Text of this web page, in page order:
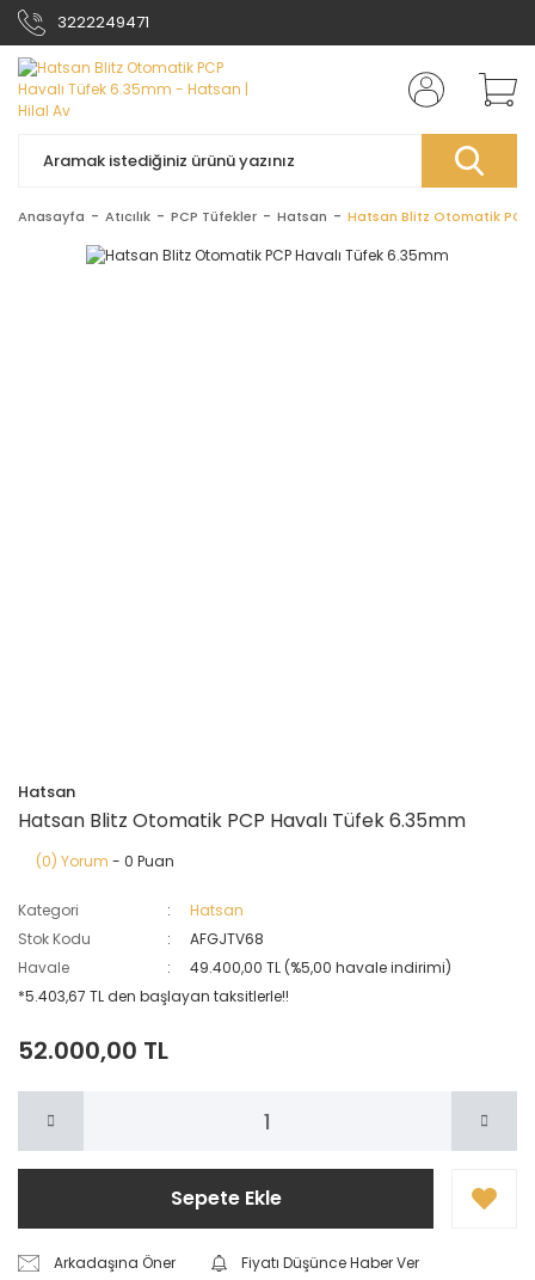
3222249471
Anasayfa Atıcılık PCP Tüfekler Hatsan Hatsan Blitz Otomatik PCP
Hatsan
Hatsan Blitz Otomatik PCP Havalı Tüfek 6.35mm
(0) Yorum - 0 Puan
Kategori
Hatsan
Stok Kodu
AFGJTV68
Havale
49.400,00 TL (%5,00 havale indirimi)
*5.403,67 TL den başlayan taksitlerle!!
52.000,00 TL
Sepete Ekle
Arkadaşına Öner
Fiyatı Düşünce Haber Ver